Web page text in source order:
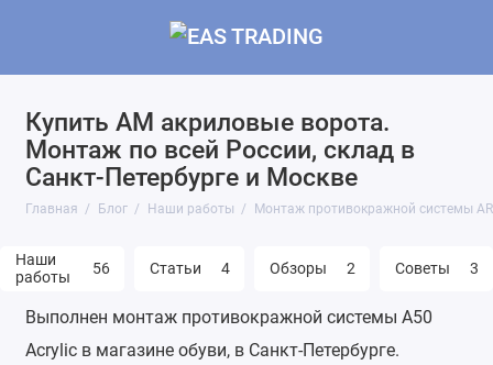
Купить АМ акриловые ворота.
Монтаж по всей России, склад в
Санкт-Петербурге и Москве
Главная Блог Наши работы Монтаж противокражной системы
Наши
работы
56 Статьи 4 Обзоры 2 Советы 3
Выполнен монтаж противокражной системы A50
Acrylic в магазине обуви, в Санкт-Петербурге.